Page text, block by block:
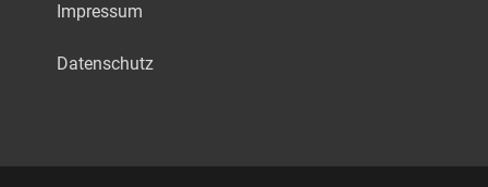
Impressum
Datenschutz